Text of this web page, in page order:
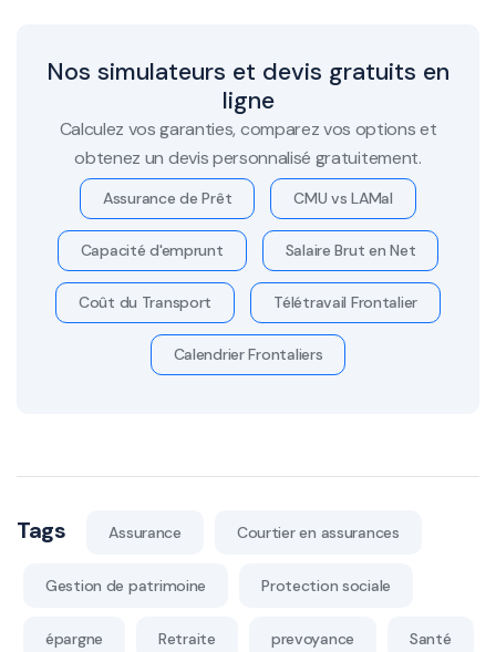
Nos simulateurs et devis gratuits en
ligne
Calculez vos garanties, comparez vos options et
obtenez un devis personnalisé gratuitement.
Assurance de Prêt CMU vs LAMal
Capacité d'emprunt Salaire Brut en Net
Coût du Transport Télétravail Frontalier
Calendrier Frontaliers
Tags Assurance Courtier en assurances
Gestion de patrimoine Protection sociale
épargne Retraite prevoyance Santé